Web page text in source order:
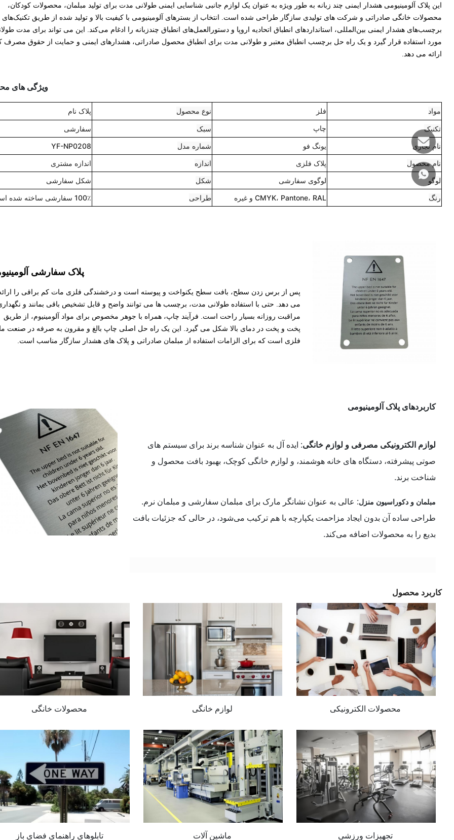
این پلاک آلومینیومی هشدار ایمنی چند زبانه به طور ویژه به عنوان یک لوازم جانبی شناسایی ایمنی طولانی مدت برای تولید مبلمان، محصولات کودکان،
محصولات خانگی صادراتی و شرکت های تولیدی سازگار طراحی شده است. انتخاب از بسترهای آلومینیومی با کیفیت بالا و تولید شده از طریق
برچسب‌های هشدار ایمنی بین‌المللی، استانداردهای انطباق اتحادیه اروپا و دستورالعمل‌های انطباق چندزبانه را ادغام می‌کند. این می تواند برای مدت
مورد استفاده قرار گیرد و یک راه حل برچسب انطباق معتبر و طولانی مدت برای انطباق محصول صادراتی، هشدارهای ایمنی و حمایت از حقوق مصرف
ارائه می دهد.
ویژگی های
مواد فلز نوع محصول پلاک نام
تکنیک چاپ سبک
سفارشی
نام تجاری
یونگ فو شماره مدل
YF-NP0208
نام محصول
پلاک فلزی اندازه
اندازه مشتری
لوگو
لوگوی سفارشی شکل
شکل سفارشی
رنگ
CMYK، Pantone، RAL و غیره طراحی 100٪ سفارشی ساخته شده است
پلاک سفارشی
پس از برس زدن سطح، بافت سطح یکنواخت و پیوسته است و درخشندگی فلزی مات کم براقی را
می دهد. حتی با استفاده طولانی مدت، برچسب ها می توانند واضح و قابل تشخیص باقی بمانند و
مراقبت روزانه بسیار راحت است. فرآیند چاپ، همراه با جوهر مخصوص برای مواد آلومینیوم، از طریق
پخت و پخت در دمای بالا شکل می گیرد. این یک راه حل اصلی چاپ بالغ و مقرون به صرفه در صنعت
فلزی است که برای الزامات استفاده از مبلمان صادراتی و پلاک های هشدار سازگار مناسب است.
کاربردهای پلاک آلومینیومی
لوازم الکترونیکی مصرفی و لوازم خانگی: ایده آل به عنوان شناسه برند برای سیستم های
صوتی پیشرفته، دستگاه های خانه هوشمند، و لوازم خانگی کوچک، بهبود بافت محصول و
شناخت برند.
مبلمان و دکوراسیون منزل: عالی به عنوان نشانگر مارک برای مبلمان سفارشی و مبلمان نرم.
طراحی ساده آن بدون ایجاد مزاحمت یکپارچه با هم ترکیب می‌شود، در حالی که جزئیات بافت
بدیع را به محصولات اضافه می‌کند.
کاربرد محصول
محصولات الکترونیکی لوازم خانگی محصولات خانگی
تجهیزات ورزشی ماشین آلات تابلوهای راهنمای فضای باز